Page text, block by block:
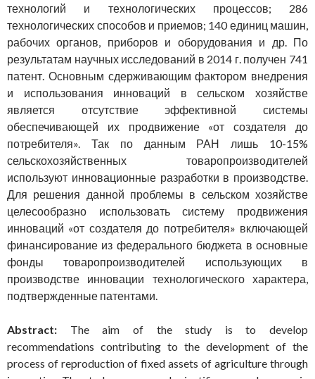
технологий и технологических процессов; 286
технологических способов и приемов; 140 единиц машин,
рабочих органов, приборов и оборудования и др. По
результатам научных исследований в 2014 г. получен 741
патент. Основным сдерживающим фактором внедрения
и использования инноваций в сельском хозяйстве
является отсутствие эффективной системы
обеспечивающей их продвижение «от создателя до
потребителя». Так по данным РАН лишь 10-15%
сельскохозяйственных товаропроизводителей
используют инновационные разработки в производстве.
Для решения данной проблемы в сельском хозяйстве
целесообразно использовать систему продвижения
инноваций «от создателя до потребителя» включающей
финансирование из федерального бюджета в основные
фонды товаропроизводителей использующих в
производстве инновации технологического характера,
подтвержденные патентами.
Abstract: The aim of the study is to develop
recommendations contributing to the development of the
process of reproduction of fixed assets of agriculture through